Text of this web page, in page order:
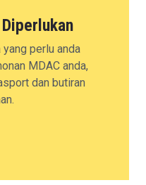
perlu anda
MDAC anda,
dan butiran